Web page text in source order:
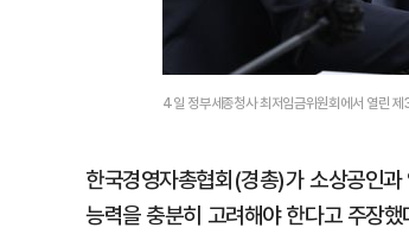
4일 정부세종청사 최저임금위원회에서 열린
한국경영자총협회(경총)가 소상공인
능력을 충분히 고려해야 한다고 주장